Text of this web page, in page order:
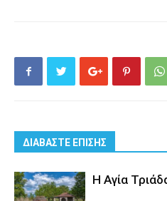
ΔΙΑΒΑΣΤΕ ΕΠΙΣΗΣ
Η Αγία